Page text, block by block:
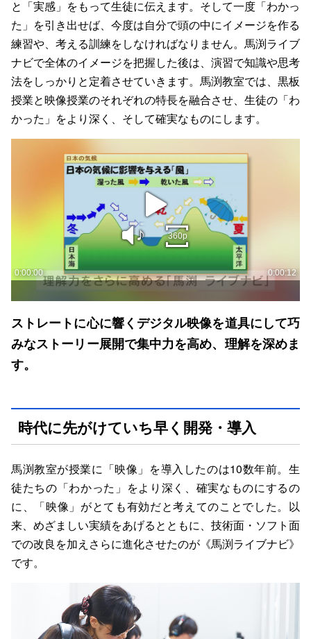
と「実感」をもって生徒に伝えます。そして一度「わかっ
た」を引き出せば、今度は自分で頭の中にイメージを作る
練習や、考える訓練をしなければなりません。馬渕ライブ
ナビで全体のイメージを把握した後は、演習で知識や思考
法をしっかりと定着させていきます。馬渕教室では、黒板
授業と映像授業のそれぞれの特長を融合させ、生徒の「わ
かった」をより深く、そして確実なものにします。
ストレートに心に響くデジタル映像を道具にして巧
みなストーリー展開で集中力を高め、理解を深めま
す。
時代に先がけていち早く開発・導入
馬渕教室が授業に「映像」を導入したのは10数年前。生
徒たちの「わかった」をより深く、確実なものにするの
に、「映像」がとても有効だと考えてのことでした。以
来、めざましい実績をあげるとともに、技術面・ソフト面
での改良を加えさらに進化させたのが《馬渕ライブナビ》
です。